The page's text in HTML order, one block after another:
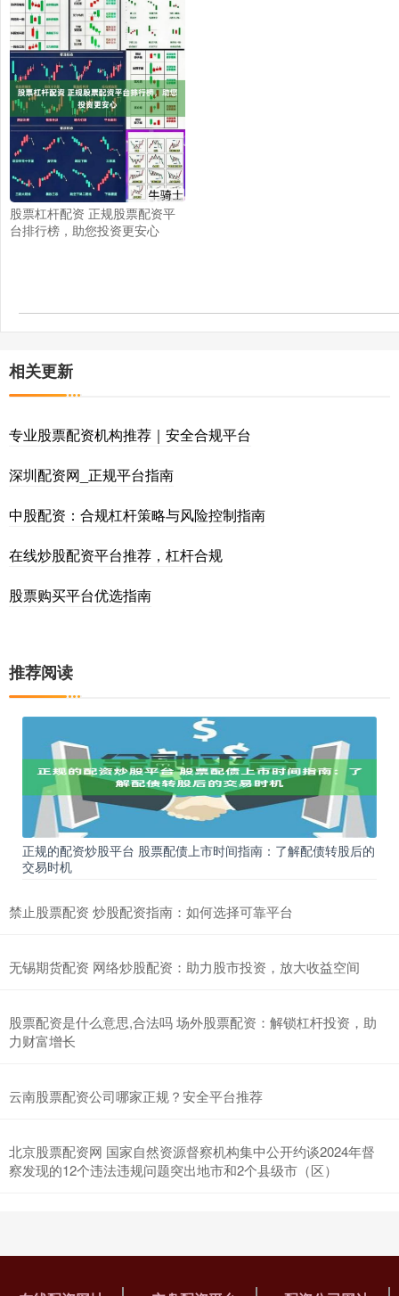
股票杠杆配资 正规股票配资平
台排行榜，助您投资更安心
相关更新
专业股票配资机构推荐｜安全合规平台
深圳配资网_正规平台指南
中股配资：合规杠杆策略与风险控制指南
在线炒股配资平台推荐，杠杆合规
股票购买平台优选指南
推荐阅读
正规的配资炒股平台 股票配债上市时间指南：了解配债转股后的
交易时机
禁止股票配资 炒股配资指南：如何选择可靠平台
无锡期货配资 网络炒股配资：助力股市投资，放大收益空间
股票配资是什么意思,合法吗 场外股票配资：解锁杠杆投资，助
力财富增长
云南股票配资公司哪家正规？安全平台推荐
北京股票配资网 国家自然资源督察机构集中公开约谈2024年督
察发现的12个违法违规问题突出地市和2个县级市（区）